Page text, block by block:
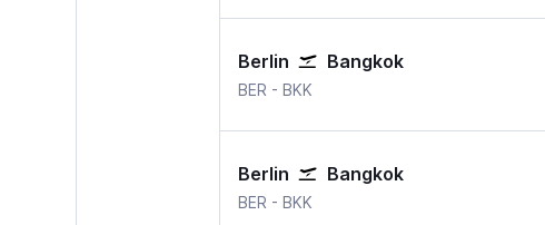
Berlin Bangkok
BER - BKK
Berlin Bangkok
BER - BKK